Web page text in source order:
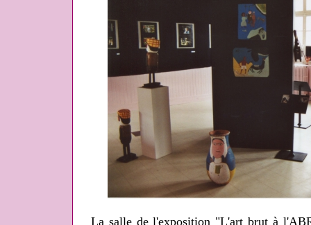
La salle de l'exposition "L'art brut à